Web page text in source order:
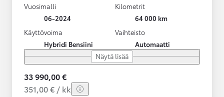
Vuosimalli
06-2024
Kilometrit
64 000 km
Käyttövoima
Hybridi Bensiini
Vaihteisto
Automaatti
Näytä lisää
33 990,00 €
351,00 € / kk